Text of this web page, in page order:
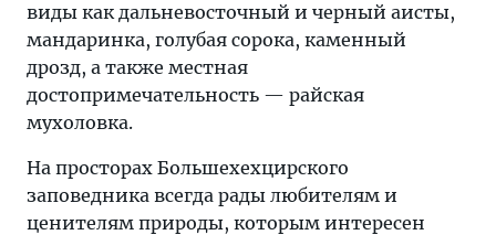
виды как дальневосточный и черный аисты,
мандаринка, голубая сорока, каменный
дрозд, а также местная
достопримечательность — райская
мухоловка.
На просторах Большехехцирского
заповедника всегда рады любителям и
ценителям природы, которым интересен